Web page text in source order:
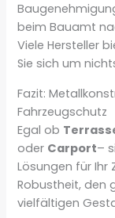
beim Bauamt
Viele Hersteller
Sie sich um
Fazit:
Fahrzeugschutz
Egal ob
oder Carport–
Lösungen für Ihr
Robustheit, den
vielfältigen